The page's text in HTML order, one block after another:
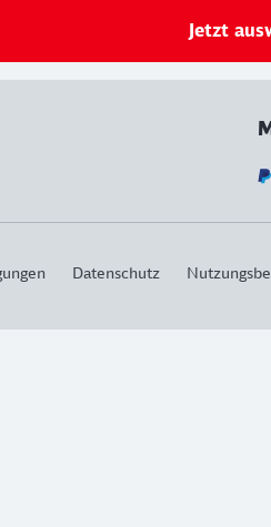
Jetzt
Datenschutz